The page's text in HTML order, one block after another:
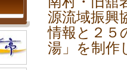
源流域振興
情報と２５
湯」を制作